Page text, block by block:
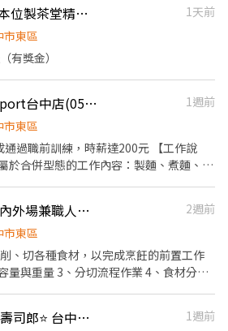
👍 （早班工讀）大茗本位製茶堂精武東店
1天前
市東區
有獎金）
[日商 丸亀製麵] LaLaport台中店(056)-長期兼職夥伴/廚助/工讀生
1週前
市東區
通過職前訓練，時薪達200元 【工作說
合併型態的工作內容：製麵、煮麵、製
） 【薪資福利】 1. 提供員工餐 2. 國定假日
獎金 4. 久任獎金 5. 生日禮卷 6. 滿年資
★★多項福利歡迎您加入我們★★ 總是
台灣東利多(丸亀製麵)
【京都勝牛-台中店】內外場兼職人員#時薪$205~$270#假日津貼100
2週前
市東區
量與重量 3、分切流程作業 4、食材分裝
具保養
「🔥 打烊班」 ⭐️日商 壽司郎⭐️ 台中遠雄店 1週前